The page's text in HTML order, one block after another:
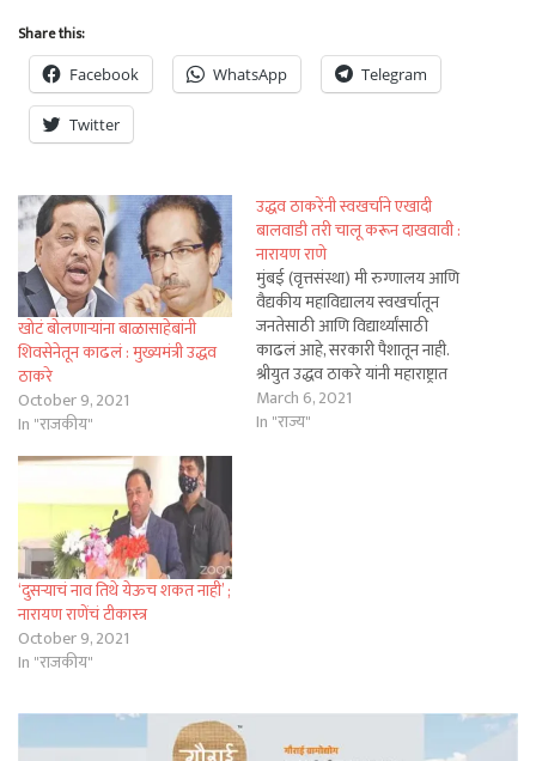
Share this:
Facebook WhatsApp Telegram
Twitter
खोटं बोलणाऱ्यांना बाळासाहेबांनी
शिवसेनेतून काढलं : मुख्यमंत्री उद्धव
ठाकरे
October 9, 2021
In "राजकीय"
उद्धव ठाकरेंनी स्वखर्चाने एखादी
बालवाडी तरी चालू करून दाखवावी :
नारायण राणे
मुंबई (वृत्तसंस्था) मी रुग्णालय आणि
वैद्यकीय महाविद्यालय स्वखर्चातून
जनतेसाठी आणि विद्यार्थ्यांसाठी
काढलं आहे, सरकारी पैशातून नाही.
श्रीयुत उद्धव ठाकरे यांनी महाराष्ट्रात
स्वखर्चाने एखादी बालवाडी तरी चालू
करुन दाखवावी, अशी खोचक टीका
March 6, 2021
In "राज्य"
‘दुसऱ्याचं नाव तिथे येऊच शकत नाही’ ;
नारायण राणेंचं टीकास्त्र
October 9, 2021
In "राजकीय"